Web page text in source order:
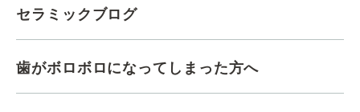
セラミックブログ
歯がボロボロになってしまった方へ